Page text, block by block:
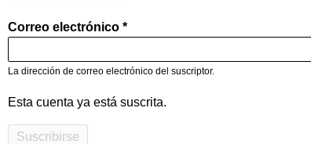
Correo electrónico
La dirección de correo electrónico del suscriptor.
Esta cuenta ya está suscrita.